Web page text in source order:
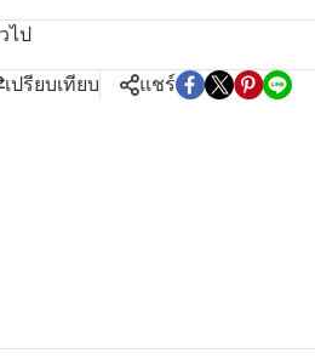
ไป
เปรียบเทียบ แชร์